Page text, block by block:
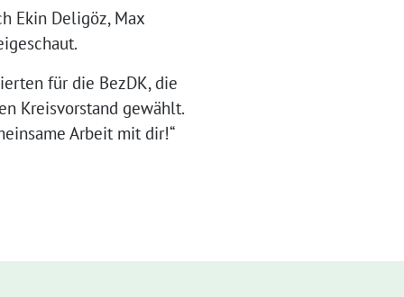
Ekin Deligöz, Max
für die BezDK, die
Kreisvorstand gewählt.
Arbeit mit dir!“